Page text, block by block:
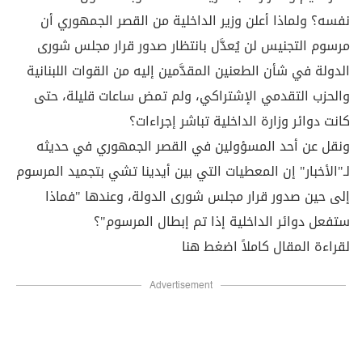
نفسه؟ ولماذا أعلن وزير الداخلية من القصر الجمهوري أن
مرسوم التجنيس لن يُعدَّل بانتظار صدور قرار مجلس شورى
الدولة في شأن الطعنين المقدَّمين إليه من القوات اللبنانية
والحزب التقدمي الإشتراكي، ولم تمض ساعات قليلة، حتى
كانت دوائر وزارة الداخلية تباشر إجراءات؟
ونقل عن أحد المسؤولين في القصر الجمهوري في حديثه
لـ"الأخبار" إن المعطيات التي بين أيدينا تشي بتجميد المرسوم
إلى حين صدور قرار مجلس شورى الدولة، وعندها "فماذا
ستفعل دوائر الداخلية إذا تم إبطال المرسوم"؟
لقراءة المقال كاملاً اضغطهنا
Advertisement